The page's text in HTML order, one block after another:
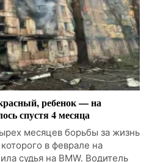
ребенок — на
спустя 4 месяца
месяцев борьбы за жизнь
в феврале на
судья на BMW. Водитель